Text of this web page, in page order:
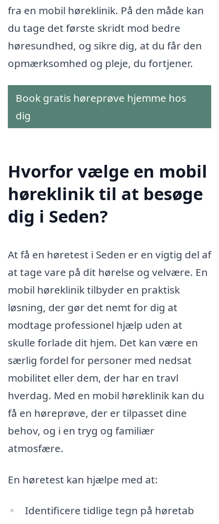
fra en mobil høreklinik. På den måde kan
du tage det første skridt mod bedre
høresundhed, og sikre dig, at du får den
opmærksomhed og pleje, du fortjener.
Book gratis høreprøve hjemme hos
dig
Hvorfor vælge en mobil
høreklinik til at besøge
dig i Seden?
At få en høretest i Seden er en vigtig del af
at tage vare på dit hørelse og velvære. En
mobil høreklinik tilbyder en praktisk
løsning, der gør det nemt for dig at
modtage professionel hjælp uden at
skulle forlade dit hjem. Det kan være en
særlig fordel for personer med nedsat
mobilitet eller dem, der har en travl
hverdag. Med en mobil høreklinik kan du
få en høreprøve, der er tilpasset dine
behov, og i en tryg og familiær
atmosfære.
En høretest kan hjælpe med at:
Identificere tidlige tegn på høretab